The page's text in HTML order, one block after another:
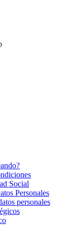
Social
Personales
personales